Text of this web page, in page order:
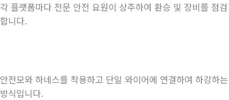
각 플랫폼마다 전문 안전 요원이 상주하여 환승 및 장비를 점검
합니다.
안전모와 하네스를 착용하고 단일 와이어에 연결하여 하강하는
방식입니다.